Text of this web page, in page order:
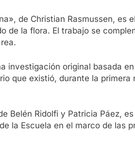
de Christian Rasmussen, es
de la flora. El trabajo se
investigación original basada
que existió, durante la primera
Belén Ridolfi y Patricia Páez,
la Escuela en el marco de las